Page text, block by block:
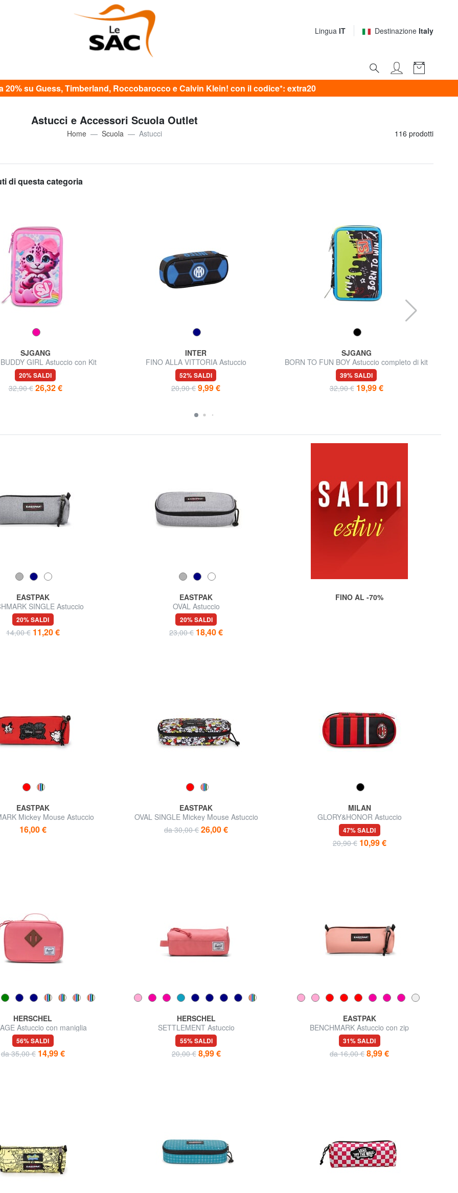
Lingua IT Destinazione Italy
20% su Guess, Timberland, Roccobarocco e Calvin Klein! con il codice*: extra20
Astucci e Accessori Scuola Outlet
Home Scuola Astucci 116 prodotti
di questa categoria
SJGANG
GIRL Astuccio con Kit
Scolastico
20% SALDI
32,90 € 26,32 €
INTER
FINO ALLA VITTORIA Astuccio
52% SALDI
20,90 € 9,99 €
SJGANG
BORN TO FUN BOY Astuccio completo di kit
scuola
39% SALDI
32,90 € 19,99 €
EASTPAK
SINGLE Astuccio
20% SALDI
14,00 € 11,20 €
EASTPAK
OVAL Astuccio
20% SALDI
23,00 € 18,40 €
FINO AL -70%
EASTPAK
Mickey Mouse Astuccio
16,00 €
EASTPAK
OVAL SINGLE Mickey Mouse Astuccio
da 30,00 € 26,00 €
MILAN
GLORY&HONOR Astuccio
47% SALDI
20,90 € 10,99 €
HERSCHEL
Astuccio con maniglia
56% SALDI
da 35,00 € 14,99 €
HERSCHEL
SETTLEMENT Astuccio
55% SALDI
20,00 € 8,99 €
EASTPAK
BENCHMARK Astuccio con zip
31% SALDI
da 16,00 € 8,99 €